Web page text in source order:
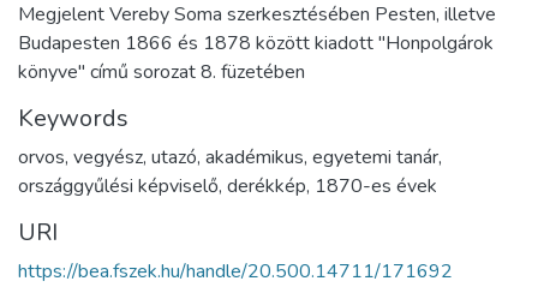
Megjelent Vereby Soma szerkesztésében Pesten, illetve
Budapesten 1866 és 1878 között kiadott "Honpolgárok
könyve" című sorozat 8. füzetében
Keywords
orvos, vegyész, utazó, akadémikus, egyetemi tanár,
országgyűlési képviselő, derékkép, 1870-es évek
URI
https://bea.fszek.hu/handle/20.500.14711/171692